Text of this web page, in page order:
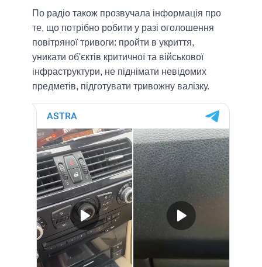
По радіо також прозвучала інформація про
те, що потрібно робити у разі оголошення
повітряної тривоги: пройти в укриття,
уникати об'єктів критичної та військової
інфраструктури, не піднімати невідомих
предметів, підготувати тривожну валізку.